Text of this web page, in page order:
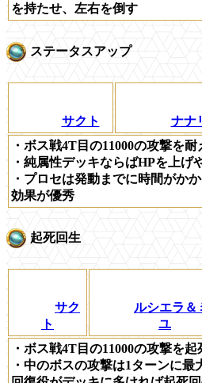
を持たせ、左右を倒す
ステータスアップ
サクト ナナ
・ボス戦4T目の11000の攻撃を
・純属性デッキならばHPを上げ
・プロセは発動までに時間がか
効果が優秀
起死回生
サク
ト
ルシエラ＆
ユ
・ボス戦4T目の11000の攻撃を
・中のボスの攻撃は1ターンに最